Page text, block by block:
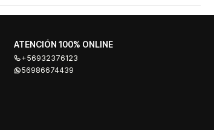
ATENCIÓN 100% ONLINE
+56932376123
56986674439